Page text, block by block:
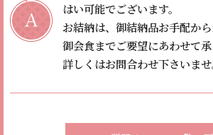
はい可能でございます。
お結納は、御結納品お手配か
御会食までご要望にあわせて承
詳しくはお問合わせ下さいませ